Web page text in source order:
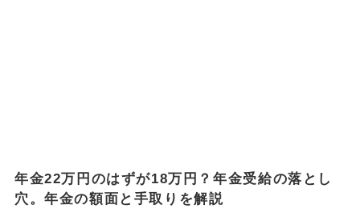
年金22万円のはずが18万円？年金受給の落とし
穴。年金の額面と手取りを解説